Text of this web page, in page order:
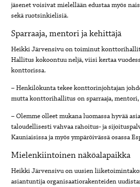
jäsenet voisivat mielellään edustaa myös
sekä ruotsinkielisiä.
Sparraaja, mentori ja kehittäjä
Heikki Järvensivu on toiminut
Hallitus kokoontuu neljä, viisi kertaa
konttorissa.
– Henkilökunta tekee konttorinjohtajan
mutta konttorihallitus on sparraaja,
– Olemme olleet mukana luomassa hyvää
taloudellisesti vahvaa rahoitus- ja
Kauniaisissa ja myös ympäröivässä osassa
Mielenkiintoinen näköalapaikka
Heikki Järvensivu on uusien
asiantuntija organisaatiorakenteiden